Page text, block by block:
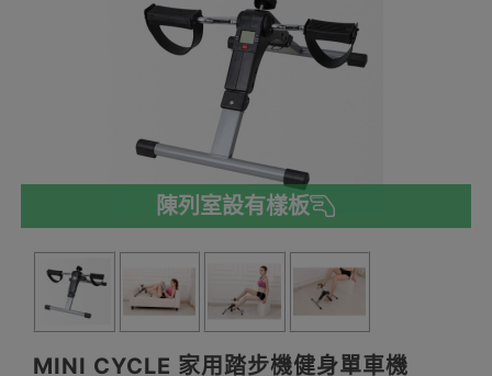
陳列室設有樣板
MINI CYCLE 家用踏步機健身單車機